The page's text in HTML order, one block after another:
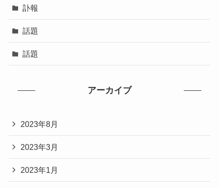
訃報
話題
話題
アーカイブ
2023年8月
2023年3月
2023年1月